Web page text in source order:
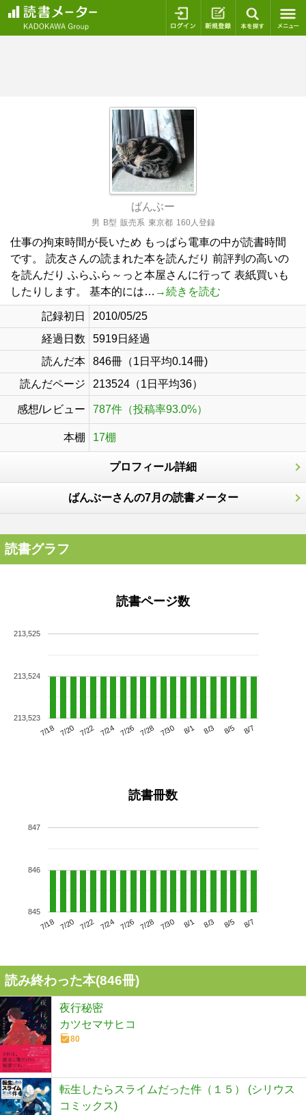
ログイン 新規登録
ばんぶー
男 B型 販売系 東京都 160人登録
仕事の拘束時間が長いため もっぱら電車の中が読書時間
です。 読友さんの読まれた本を読んだり 前評判の高いの
を読んだり ふらふら～っと本屋さんに行って 表紙買いも
したりします。 基本的には… →続きを読む
記録初日
2010/05/25
経過日数
5919日経過
読んだ本
846冊（1日平均0.14冊)
読んだページ
213524（1日平均36）
感想/レビュー 787件（投稿率93.0%）
本棚 17棚
プロフィール詳細
ばんぶーさんの7月の読書メーター
読書グラフ
読書ページ数
7/18 7/20 7/22 7/24 7/26 7/28 7/30 8/1 8/3 8/5 8/7
213,523
213,524
213,525
読書冊数
7/18 7/20 7/22 7/24 7/26 7/28 7/30 8/1 8/3 8/5 8/7
845
846
847
読み終わった本(846冊)
夜行秘密
カツセマサヒコ
80
転生したらスライムだった件（１５） (シリウス
コミックス)